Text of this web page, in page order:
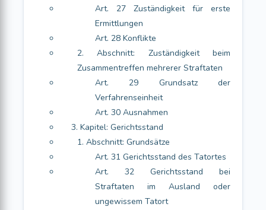
Art. 27 Zuständigkeit für erste
Ermittlungen
Art. 28 Konflikte
2. Abschnitt: Zuständigkeit beim
Zusammentreffen mehrerer Straftaten
Art. 29 Grundsatz der
Verfahrenseinheit
Art. 30 Ausnahmen
3. Kapitel: Gerichtsstand
1. Abschnitt: Grundsätze
Art. 31 Gerichtsstand des Tatortes
Art. 32 Gerichtsstand bei
Straftaten im Ausland oder
ungewissem Tatort